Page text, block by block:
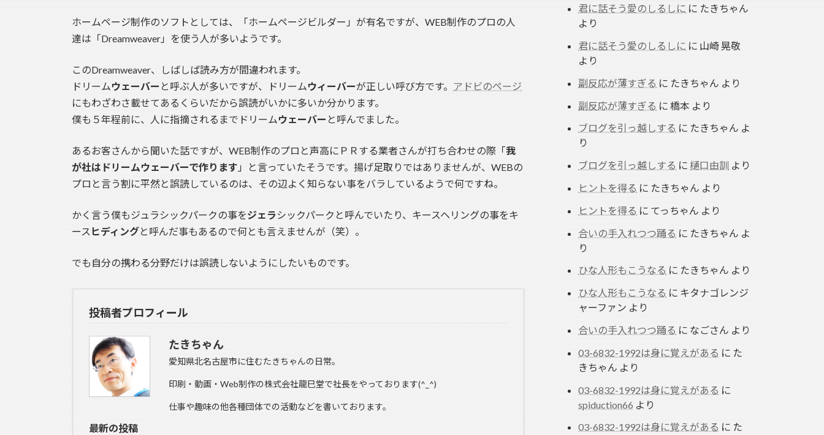
ホームページ制作のソフトとしては、「ホームページビルダー」が有名ですが、WEB制作のプロの人
達は「Dreamweaver」を使う人が多いようです。
このDreamweaver、しばしば読み方が間違われます。
ドリームウェーバーと呼ぶ人が多いですが、ドリームウィーバーが正しい呼び方です。アドビのページ
にもわざわさ載せてあるくらいだから誤読がいかに多いか分かります。
僕も５年程前に、人に指摘されるまでドリームウェーバーと呼んでました。
あるお客さんから聞いた話ですが、WEB制作のプロと声高にＰＲする業者さんが打ち合わせの際「我
が社はドリームウェーバーで作ります」と言っていたそうです。揚げ足取りではありませんが、WEBの
プロと言う割に平然と誤読しているのは、その辺よく知らない事をバラしているようで何ですね。
かく言う僕もジュラシックパークの事をジェラシックパークと呼んでいたり、キースヘリングの事をキ
ースヒディングと呼んだ事もあるので何とも言えませんが（笑）。
でも自分の携わる分野だけは誤読しないようにしたいものです。
投稿者プロフィール
たきちゃん
愛知県北名古屋市に住むたきちゃんの日常。
印刷・動画・Web制作の株式会社龍巳堂で社長をやっております(^_^)
仕事や趣味の他各種団体での活動などを書いております。
最新の投稿
君に話そう愛のしるしににたきちゃん
より
君に話そう愛のしるしにに山崎 晃敬
より
副反応が薄すぎるにたきちゃんより
副反応が薄すぎるに橋本より
ブログを引っ越しするにたきちゃんよ
り
ブログを引っ越しするに樋口由訓より
ヒントを得るにたきちゃんより
ヒントを得るにてっちゃんより
合いの手入れつつ踊るにたきちゃんよ
り
ひな人形もこうなるにたきちゃんより
ひな人形もこうなるにキタナゴレンジ
ャーファンより
合いの手入れつつ踊るになごさんより
03-6832-1992は身に覚えがあるにた
きちゃんより
03-6832-1992は身に覚えがあるに
spiduction66より
03-6832-1992は身に覚えがあるにた